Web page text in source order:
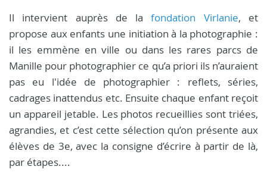
Il intervient auprès de lafondation Virlanie, et
propose aux enfants une initiation à la photographie :
il les emmène en ville ou dans les rares parcs de
Manille pour photographier ce qu’a priori ils n’auraient
pas eu l'idée de photographier : reflets, séries,
cadrages inattendus etc. Ensuite chaque enfant reçoit
un appareil jetable. Les photos recueillies sont triées,
agrandies, et c’est cette sélection qu’on présente aux
élèves de 3e, avec la consigne d’écrire à partir de là,
par étapes....